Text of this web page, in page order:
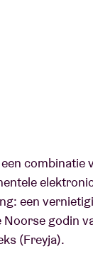
combinatie
een
godin
(Freyja).